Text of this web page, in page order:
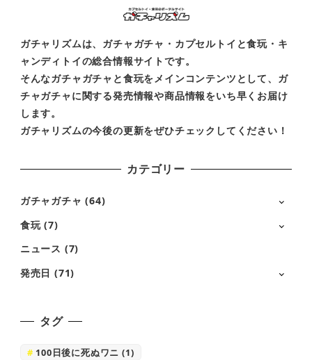
ガチャリズムは、ガチャガチャ・カプセルトイと食玩・キ
ャンディトイの総合情報サイトです。
そんなガチャガチャと食玩をメインコンテンツとして、ガ
チャガチャに関する発売情報や商品情報をいち早くお届け
します。
ガチャリズムの今後の更新をぜひチェックしてください！
カテゴリー
ガチャガチャ (64)
食玩(7)
ニュース (7)
発売日 (71)
タグ
100日後に死ぬワニ (1)